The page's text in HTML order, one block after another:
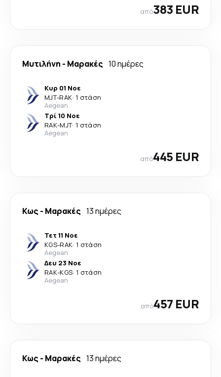
από383 EUR
Μυτιλήνη - Μαρακές 10 ημέρες
Κυρ 01 Νοε
MJT-RAK· 1 στάση
Aegean
Τρί 10 Νοε
RAK-MJT· 1 στάση
Aegean
από445 EUR
Κως - Μαρακές 13 ημέρες
Τετ 11 Νοε
KGS-RAK· 1 στάση
Aegean
Δευ 23 Νοε
RAK-KGS· 1 στάση
Aegean
από457 EUR
Κως - Μαρακές 13 ημέρες